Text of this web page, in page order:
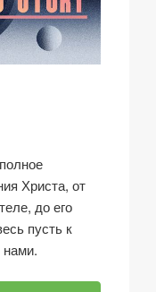
Христа, от
до его
пусть к